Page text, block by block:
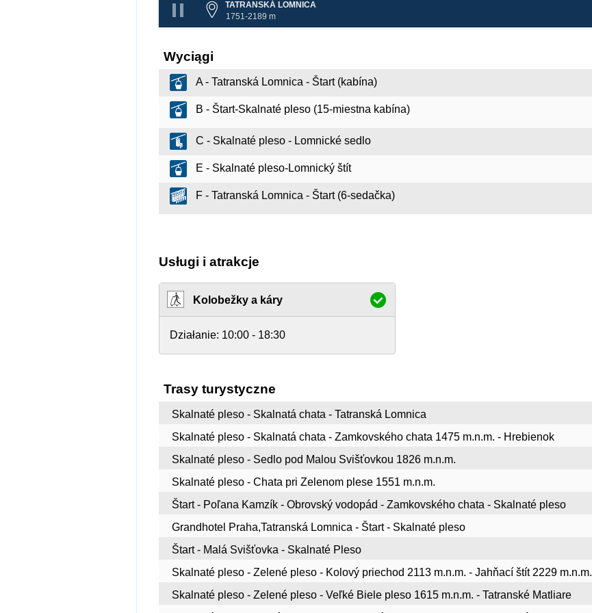
TATRANSKÁ LOMNICA
1751-2189 m
Wyciągi
A - Tatranská Lomnica - Štart (kabína)
B - Štart-Skalnaté pleso (15-miestna kabína)
C - Skalnaté pleso - Lomnické sedlo
E - Skalnaté pleso-Lomnický štít
F - Tatranská Lomnica - Štart (6-sedačka)
Usługi i atrakcje
Kolobežky a káry
Działanie: 10:00 - 18:30
Trasy turystyczne
Skalnaté pleso - Skalnatá chata - Tatranská Lomnica
Skalnaté pleso - Skalnatá chata - Zamkovského chata 1475 m.n.m. - Hrebienok
Skalnaté pleso - Sedlo pod Malou Svišťovkou 1826 m.n.m.
Skalnaté pleso - Chata pri Zelenom plese 1551 m.n.m.
Štart - Poľana Kamzík - Obrovský vodopád - Zamkovského chata - Skalnaté pleso
Grandhotel Praha,Tatranská Lomnica - Štart - Skalnaté pleso
Štart - Malá Svišťovka - Skalnaté Pleso
Skalnaté pleso - Zelené pleso - Kolový priechod 2113 m.n.m. - Jahňací štít 2229 m.n.m.
Skalnaté pleso - Zelené pleso - Veľké Biele pleso 1615 m.n.m. - Tatranské Matliare